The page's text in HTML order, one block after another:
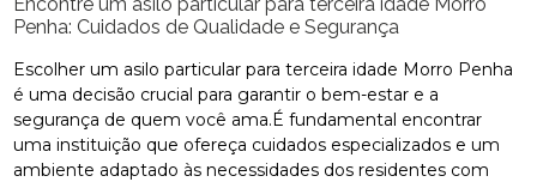
Penha: Cuidados de Qualidade e Segurança
Escolher um asilo particular para terceira idade Morro Penha
é uma decisão crucial para garantir o bem-estar e a
segurança de quem você ama.É fundamental encontrar
uma instituição que ofereça cuidados especializados e um
ambiente adaptado às necessidades dos residentes com